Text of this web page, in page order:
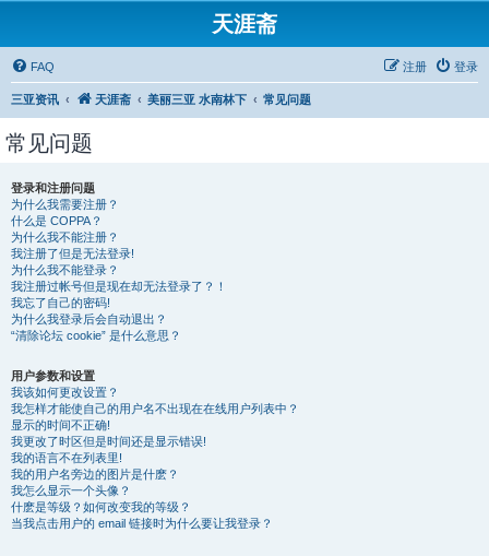
天涯斋
FAQ 登录
注册
三亚资讯 天涯斋 美丽三亚 水南林下 常见问题
常见问题
登录和注册问题
为什么我需要注册？
什么是 COPPA？
为什么我不能注册？
我注册了但是无法登录!
为什么我不能登录？
我注册过帐号但是现在却无法登录了？！
我忘了自己的密码!
为什么我登录后会自动退出？
“清除论坛 cookie” 是什么意思？
用户参数和设置
我该如何更改设置？
我怎样才能使自己的用户名不出现在在线用户列表中？
显示的时间不正确!
我更改了时区但是时间还是显示错误!
我的语言不在列表里!
我的用户名旁边的图片是什麽？
我怎么显示一个头像？
什麽是等级？如何改变我的等级？
当我点击用户的 email 链接时为什么要让我登录？